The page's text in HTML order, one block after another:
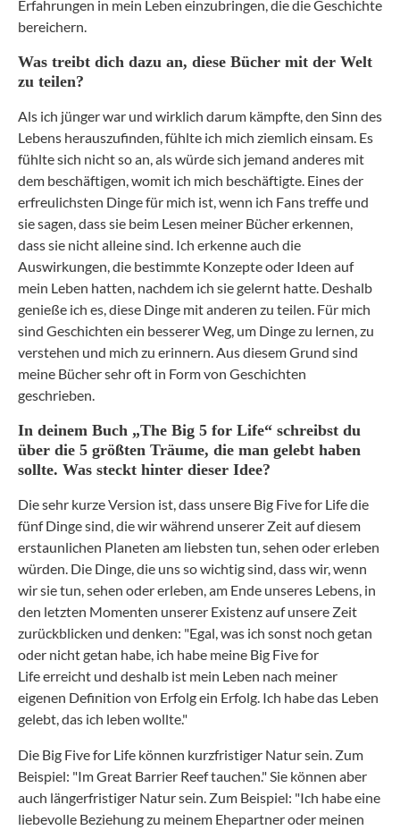
Erfahrungen in mein Leben einzubringen, die die Geschichte
bereichern.
Was treibt dich dazu an, diese Bücher mit der Welt
zu teilen?
Als ich jünger war und wirklich darum kämpfte, den Sinn des
Lebens herauszufinden, fühlte ich mich ziemlich einsam. Es
fühlte sich nicht so an, als würde sich jemand anderes mit
dem beschäftigen, womit ich mich beschäftigte. Eines der
erfreulichsten Dinge für mich ist, wenn ich Fans treffe und
sie sagen, dass sie beim Lesen meiner Bücher erkennen,
dass sie nicht alleine sind. Ich erkenne auch die
Auswirkungen, die bestimmte Konzepte oder Ideen auf
mein Leben hatten, nachdem ich sie gelernt hatte. Deshalb
genieße ich es, diese Dinge mit anderen zu teilen. Für mich
sind Geschichten ein besserer Weg, um Dinge zu lernen, zu
verstehen und mich zu erinnern. Aus diesem Grund sind
meine Bücher sehr oft in Form von Geschichten
geschrieben.
In deinem Buch „The Big 5 for Life“ schreibst du
über die 5 größten Träume, die man gelebt haben
sollte. Was steckt hinter dieser Idee?
Die sehr kurze Version ist, dass unsere Big Five for Life die
fünf Dinge sind, die wir während unserer Zeit auf diesem
erstaunlichen Planeten am liebsten tun, sehen oder erleben
würden. Die Dinge, die uns so wichtig sind, dass wir, wenn
wir sie tun, sehen oder erleben, am Ende unseres Lebens, in
den letzten Momenten unserer Existenz aufunsere Zeit
zurückblicken und denken: "Egal, was ich sonst noch getan
oder nicht getan habe, ich habe meine Big Five for
Lifeerreicht und deshalb ist mein Leben nach meiner
eigenen Definition von Erfolg ein Erfolg. Ich habe das Leben
gelebt, das ich leben wollte."
Die Big Five for Life können kurzfristiger Natur sein. Zum
Beispiel: "Im Great Barrier Reef tauchen." Sie können aber
auch längerfristiger Natur sein. Zum Beispiel: "Ich habe eine
liebevolle Beziehung zu meinem Ehepartner oder meinen